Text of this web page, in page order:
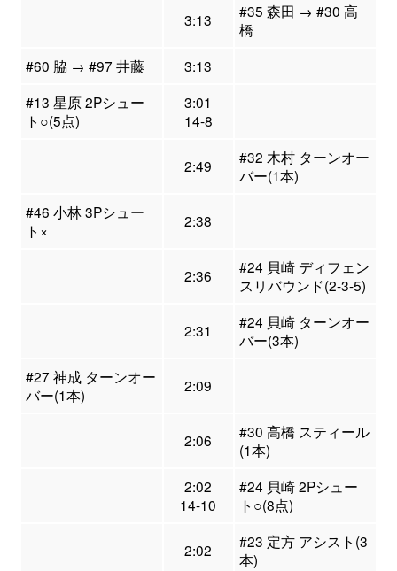
3:13
#35 森田 → #30 高
橋
#60 脇 → #97 井藤
3:13
#13 星原 2Pシュー
ト○(5点)
3:01
14-8
2:49
#32 木村 ターンオー
バー(1本)
#46 小林 3Pシュー
ト×
2:38
2:36
#24 貝崎 ディフェン
スリバウンド(2-3-5)
2:31
#24 貝崎 ターンオー
バー(3本)
#27 神成 ターンオー
バー(1本)
2:09
2:06
#30 高橋 スティール
(1本)
2:02
14-10
#24 貝崎 2Pシュー
ト○(8点)
2:02
#23 定方 アシスト(3
本)